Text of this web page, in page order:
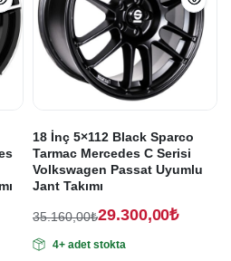
18 İnç 5×112 Black Sparco
Tarmac Mercedes C Serisi
Volkswagen Passat Uyumlu
Jant Takımı
35.160,00₺
fiyat:
29.300,00₺
andaki
4+ adet stokta